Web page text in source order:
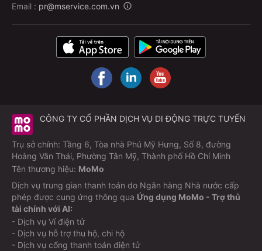
Email : pr@mservice.com.vn
CÔNG TY CỔ PHẦN DỊCH VỤ DI ĐỘNG TRỰC TUYẾN
Trụ sở chính: Tầng 6, Tòa nhà Phú Mỹ Hưng, Số 8, đường
Hoàng Văn Thái, Phường Tân Mỹ, Thành phố Hồ Chí Minh
Tên thương hiệu: MoMo
Dịch vụ trung gian thanh toán do Ngân hàng Nhà nước cấp
phép được cung ứng thông qua Ứng dụng MoMo - Trợ thủ
tài chính với AI:
- Dịch vụ Ví điện tử
- Dịch vụ hỗ trợ thu hộ, chi hộ
- Dịch vụ cổng thanh toán điện tử